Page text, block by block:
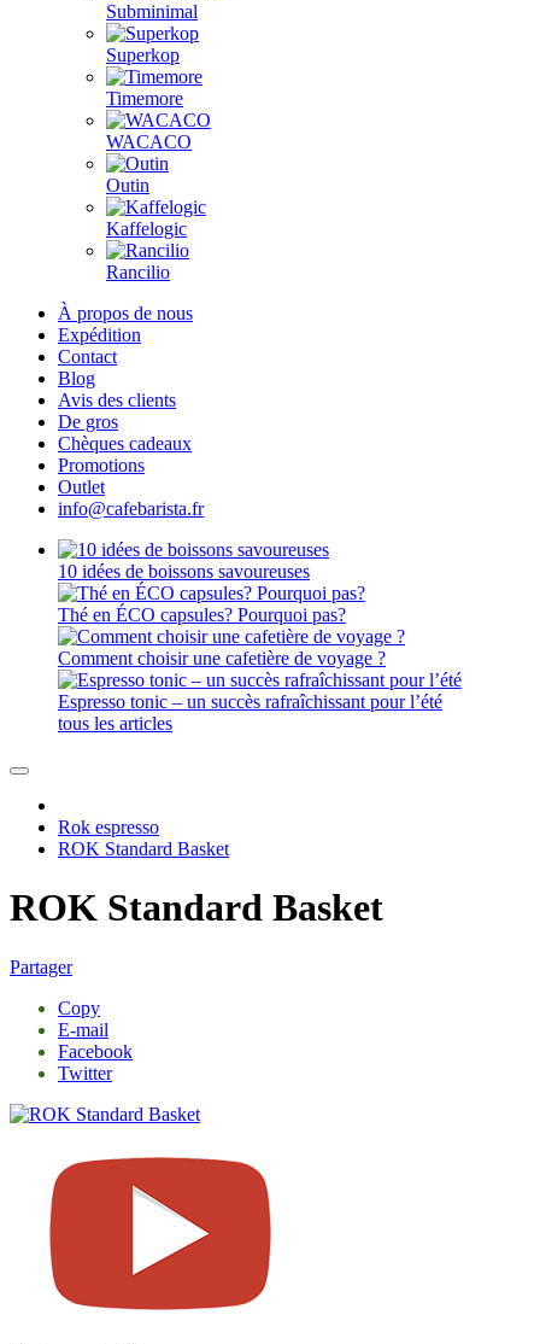
Subminimal
Superkop
Timemore
WACACO
Outin
Kaffelogic
Rancilio
À propos de nous
Expédition
Contact
Blog
Avis des clients
De gros
Chèques cadeaux
Promotions
Outlet
info@cafebarista.fr
10 idées de boissons savoureuses
Thé en ÉCO capsules? Pourquoi pas?
Comment choisir une cafetière de voyage ?
Espresso tonic – un succès rafraîchissant pour l’été
tous les articles
Rok espresso
ROK Standard Basket
ROK Standard Basket
Partager
Copy
E-mail
Facebook
Twitter